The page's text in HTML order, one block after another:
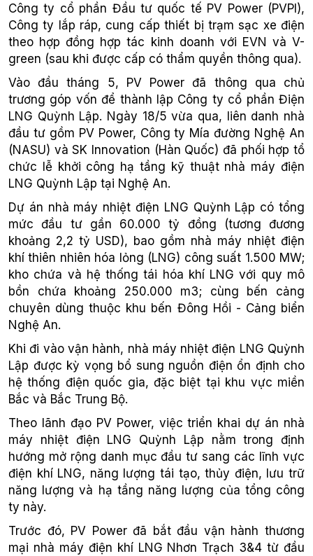
Công ty cổ phần Đầu tư quốc tế PV Power (PVPI),
Công ty lắp ráp, cung cấp thiết bị trạm sạc xe điện
theo hợp đồng hợp tác kinh doanh với EVN và V-
green (sau khi được cấp có thẩm quyền thông qua).
Vào đầu tháng 5, PV Power đã thông qua chủ
trương góp vốn để thành lập Công ty cổ phần Điện
LNG Quỳnh Lập. Ngày 18/5 vừa qua, liên danh nhà
đầu tư gồm PV Power, Công ty Mía đường Nghệ An
(NASU) và SK Innovation (Hàn Quốc) đã phối hợp tổ
chức lễ khởi công hạ tầng kỹ thuật nhà máy điện
LNG Quỳnh Lập tại Nghệ An.
Dự án nhà máy nhiệt điện LNG Quỳnh Lập có tổng
mức đầu tư gần 60.000 tỷ đồng (tương đương
khoảng 2,2 tỷ USD), bao gồm nhà máy nhiệt điện
khí thiên nhiên hóa lỏng (LNG) công suất 1.500 MW;
kho chứa và hệ thống tái hóa khí LNG với quy mô
bồn chứa khoảng 250.000 m3; cùng bến cảng
chuyên dùng thuộc khu bến Đông Hồi - Cảng biển
Nghệ An.
Khi đi vào vận hành, nhà máy nhiệt điện LNG Quỳnh
Lập được kỳ vọng bổ sung nguồn điện ổn định cho
hệ thống điện quốc gia, đặc biệt tại khu vực miền
Bắc và Bắc Trung Bộ.
Theo lãnh đạo PV Power, việc triển khai dự án nhà
máy nhiệt điện LNG Quỳnh Lập nằm trong định
hướng mở rộng danh mục đầu tư sang các lĩnh vực
điện khí LNG, năng lượng tái tạo, thủy điện, lưu trữ
năng lượng và hạ tầng năng lượng của tổng công
ty này.
Trước đó, PV Power đã bắt đầu vận hành thương
mại nhà máy điện khí LNG Nhơn Trạch 3&4 từ đầu